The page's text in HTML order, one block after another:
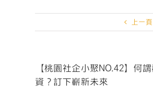
上一頁
【桃園社企小聚NO.42】何
資？訂下嶄新未來